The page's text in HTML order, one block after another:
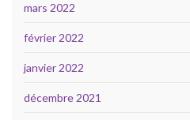
mars 2022
février 2022
janvier 2022
décembre 2021